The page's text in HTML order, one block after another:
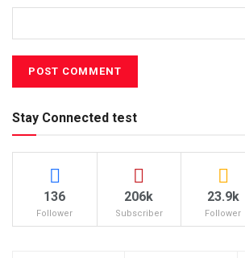
Stay Connected test
136
Follower
206k
Subscriber
23.9k
Follower